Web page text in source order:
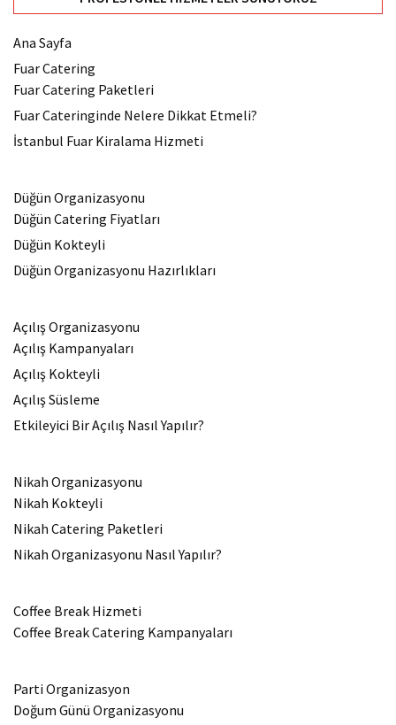
Ana Sayfa
Fuar Catering
Fuar Catering Paketleri
Fuar Cateringinde Nelere Dikkat Etmeli?
İstanbul Fuar Kiralama Hizmeti
Düğün Organizasyonu
Düğün Catering Fiyatları
Düğün Kokteyli
Düğün Organizasyonu Hazırlıkları
Açılış Organizasyonu
Açılış Kampanyaları
Açılış Kokteyli
Açılış Süsleme
Etkileyici Bir Açılış Nasıl Yapılır?
Nikah Organizasyonu
Nikah Kokteyli
Nikah Catering Paketleri
Nikah Organizasyonu Nasıl Yapılır?
Coffee Break Hizmeti
Coffee Break Catering Kampanyaları
Parti Organizasyon
Doğum Günü Organizasyonu